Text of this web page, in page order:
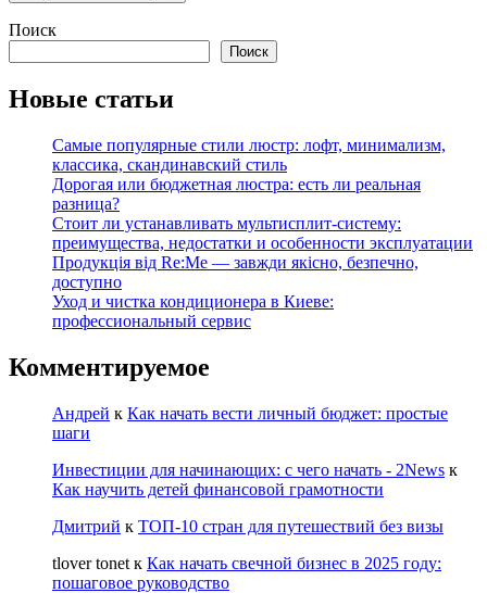
Поиск
Поиск
Новые статьи
Самые популярные стили люстр: лофт, минимализм,
классика, скандинавский стиль
Дорогая или бюджетная люстра: есть ли реальная
разница?
Стоит ли устанавливать мультисплит-систему:
преимущества, недостатки и особенности эксплуатации
Продукція від Re:Me — завжди якісно, безпечно,
доступно
Уход и чистка кондиционера в Киеве:
профессиональный сервис
Комментируемое
Андрей к Как начать вести личный бюджет: простые
шаги
Инвестиции для начинающих: с чего начать - 2News к
Как научить детей финансовой грамотности
Дмитрий к ТОП-10 стран для путешествий без визы
tlover tonet к Как начать свечной бизнес в 2025 году:
пошаговое руководство